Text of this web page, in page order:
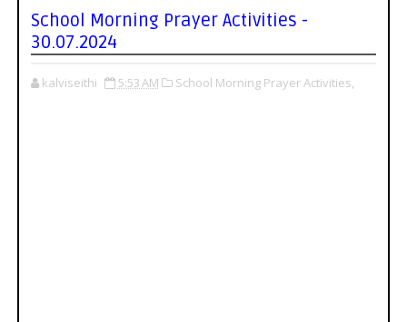
School Morning Prayer Activities -
30.07.2024
kalviseithi 5:53 AM School Morning Prayer Activities,